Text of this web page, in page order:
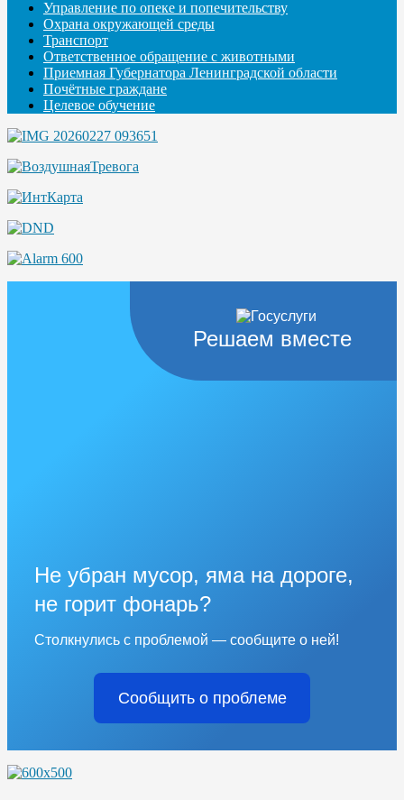
Управление по опеке и попечительству
Охрана окружающей среды
Транспорт
Ответственное обращение с животными
Приемная Губернатора Ленинградской области
Почётные граждане
Целевое обучение
Решаем вместе
Не убран мусор, яма на дороге,
не горит фонарь?
Столкнулись с проблемой — сообщите о ней!
Сообщить о проблеме